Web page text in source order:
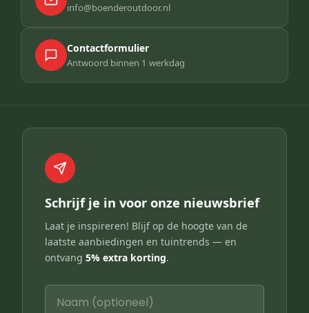
info@boenderoutdoor.nl
Contactformulier
Antwoord binnen 1 werkdag
Schrijf je in voor onze nieuwsbrief
Laat je inspireren! Blijf op de hoogte van de
laatste aanbiedingen en tuintrends — en
ontvang 5% extra korting.